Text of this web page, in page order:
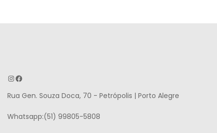
Instagram
Facebook
Rua Gen. Souza Doca, 70 - Petrópolis | Porto Alegre
Whatsapp:(51) 99805-5808